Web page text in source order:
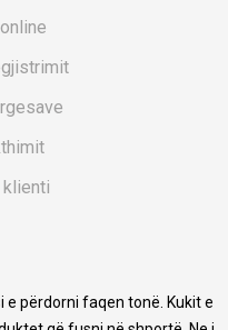
klienti
përshkrim sa më të saktë
e përdorni faqen tonë. Kukit e